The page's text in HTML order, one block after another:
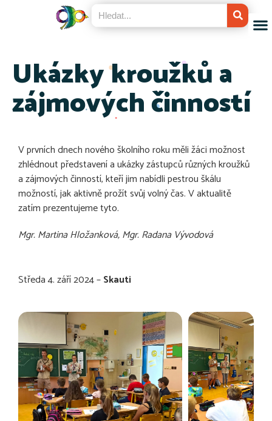
Ukázky kroužků a
zájmových činností
V prvních dnech nového školního roku měli žáci možnost
zhlédnout představení a ukázky zástupců různých kroužků
a zájmových činností, kteří jim nabídli pestrou škálu
možností, jak aktivně prožít svůj volný čas. V aktualitě
zatím prezentujeme tyto.
Mgr. Martina Hložanková, Mgr. Radana Vývodová
Středa 4. září 2024 –Skauti